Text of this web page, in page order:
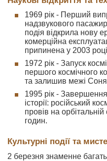
1969 рік - Перший
надзвукового
подія відкрила нову
комерційна
припинена у 2003
1972 рік - Запуск
першого космічного
та залишив межі
1995 рік - Завершення
історії: російський
провів на
годин.
Культурні події та
2 березня знаменне